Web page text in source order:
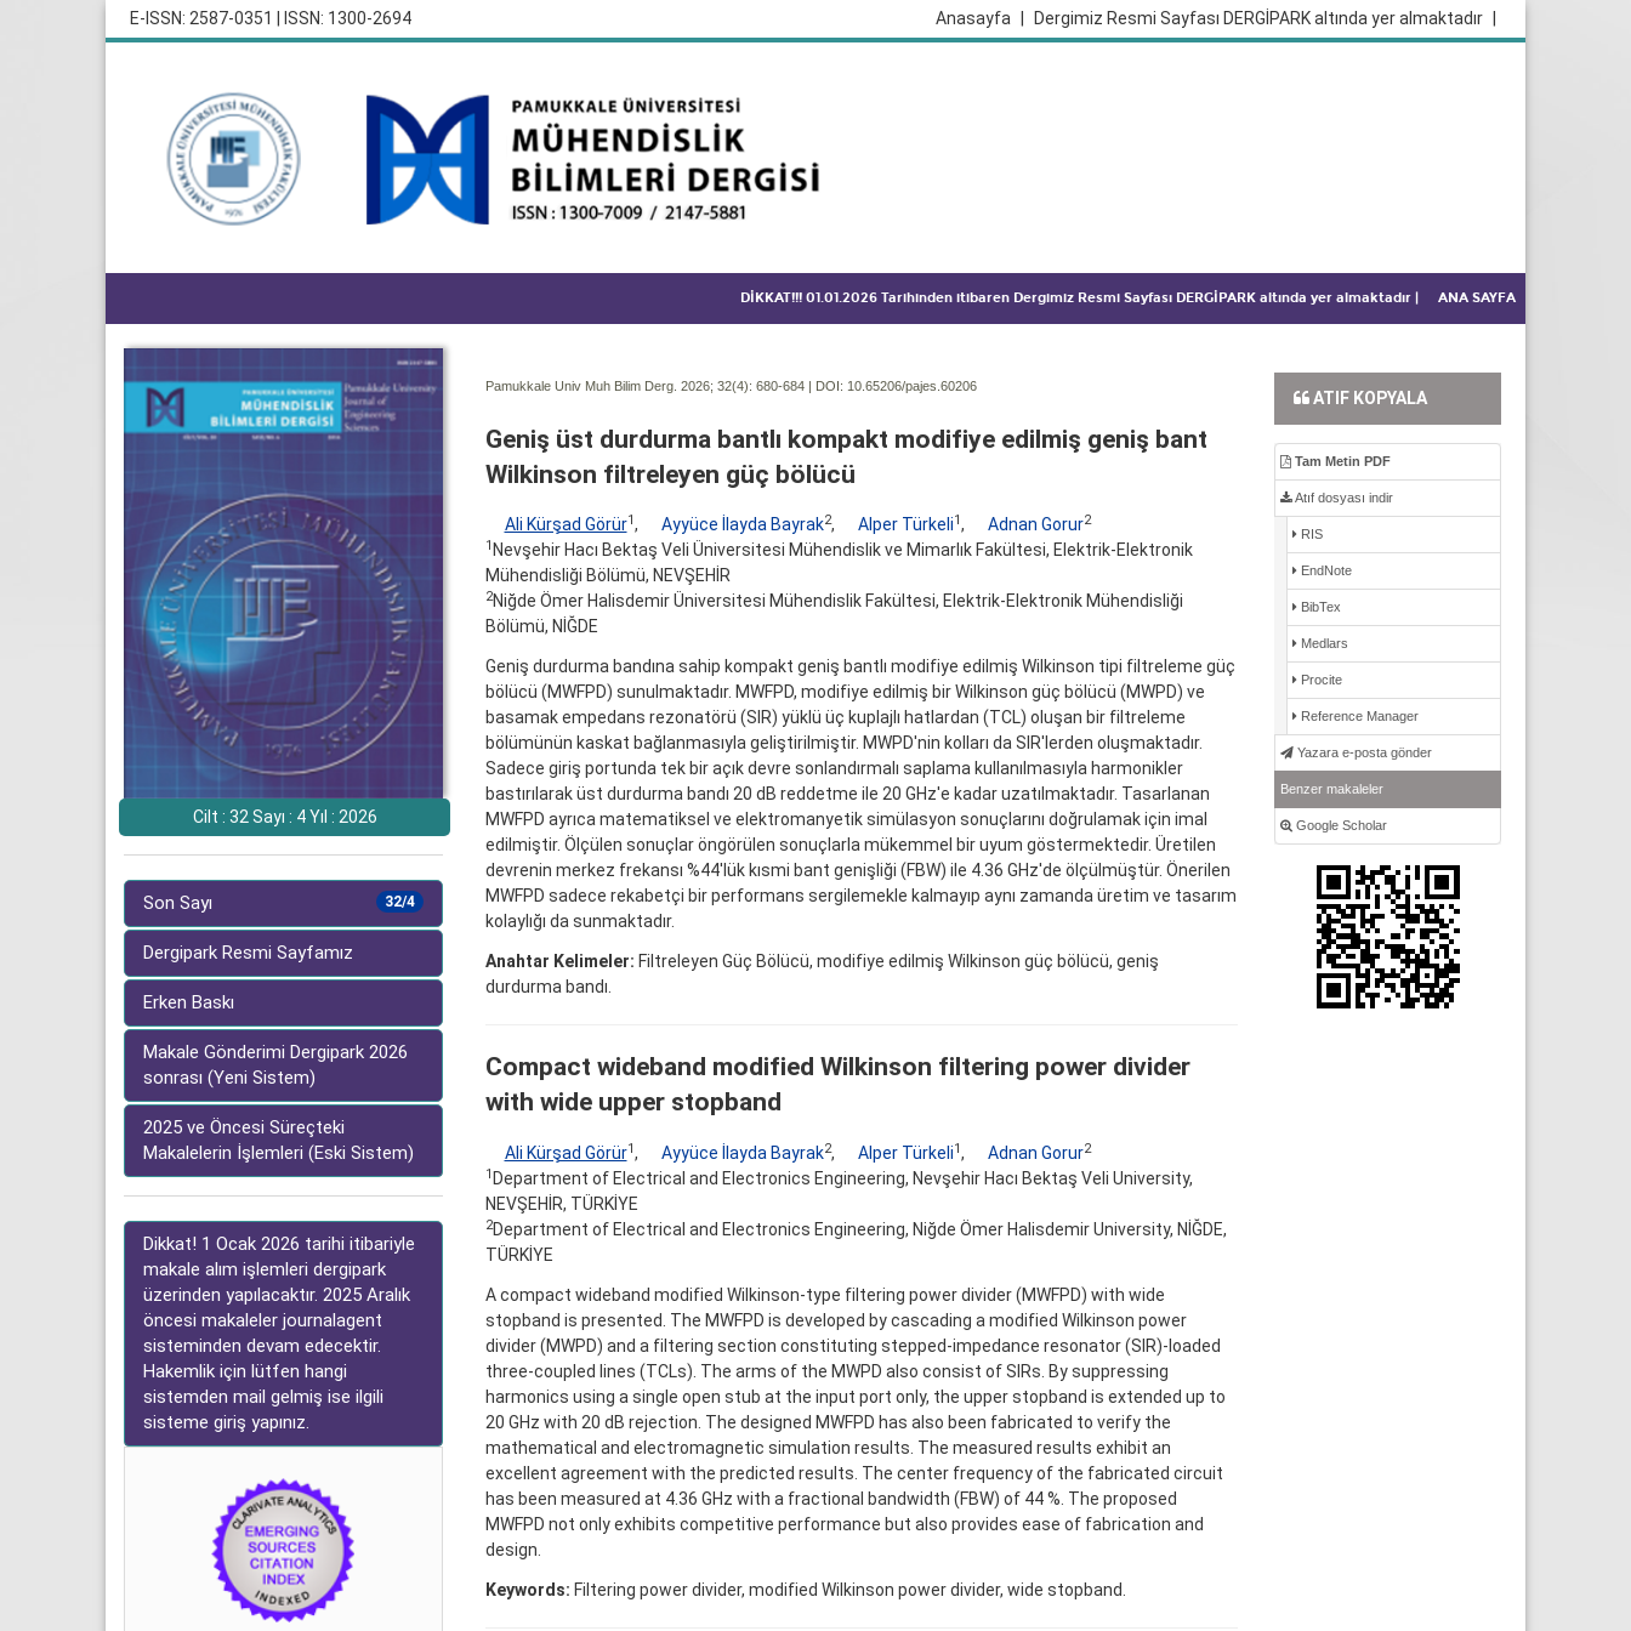
E-ISSN: 2587-0351 | ISSN: 1300-2694 Dergimiz Resmi Sayfası DERGİPARK altında yer almaktadır
Anasayfa
DİKKAT!!! 01.01.2026 Tarihinden itibaren Dergimiz Resmi Sayfası DERGİPARK altında yer almaktadır ANA SAYFA
Cilt : 32 Sayı : 4 Yıl : 2026
32/4
Son Sayı
Dergipark Resmi Sayfamız
Erken Baskı
Makale Gönderimi Dergipark 2026
sonrası (Yeni Sistem)
2025 ve Öncesi Süreçteki
Makalelerin İşlemleri (Eski Sistem)
Dikkat! 1 Ocak 2026 tarihi itibariyle
makale alım işlemleri dergipark
üzerinden yapılacaktır. 2025 Aralık
öncesi makaleler journalagent
sisteminden devam edecektir.
Hakemlik için lütfen hangi
sistemden mail gelmiş ise ilgili
sisteme giriş yapınız.
Pamukkale Univ Muh Bilim Derg. 2026; 32(4): 680-684 | DOI: 10.65206/pajes.60206
Geniş üst durdurma bantlı kompakt modifiye edilmiş geniş bant
Wilkinson filtreleyen güç bölücü
Ali Kürşad Görür1 , Ayyüce İlayda Bayrak2, Alper Türkeli1 , Adnan Gorur2
1 Nevşehir Hacı Bektaş Veli Üniversitesi Mühendislik ve Mimarlık Fakültesi, Elektrik-Elektronik
Mühendisliği Bölümü, NEVŞEHİR
2Niğde Ömer Halisdemir Üniversitesi Mühendislik Fakültesi, Elektrik-Elektronik Mühendisliği
Bölümü, NİĞDE
Geniş durdurma bandına sahip kompakt geniş bantlı modifiye edilmiş Wilkinson tipi filtreleme güç
bölücü (MWFPD) sunulmaktadır. MWFPD, modifiye edilmiş bir Wilkinson güç bölücü (MWPD) ve
basamak empedans rezonatörü (SIR) yüklü üç kuplajlı hatlardan (TCL) oluşan bir filtreleme
bölümünün kaskat bağlanmasıyla geliştirilmiştir. MWPD'nin kolları da SIR'lerden oluşmaktadır.
Sadece giriş portunda tek bir açık devre sonlandırmalı saplama kullanılmasıyla harmonikler
bastırılarak üst durdurma bandı 20 dB reddetme ile 20 GHz'e kadar uzatılmaktadır. Tasarlanan
MWFPD ayrıca matematiksel ve elektromanyetik simülasyon sonuçlarını doğrulamak için imal
edilmiştir. Ölçülen sonuçlar öngörülen sonuçlarla mükemmel bir uyum göstermektedir. Üretilen
devrenin merkez frekansı %44'lük kısmi bant genişliği (FBW) ile 4.36 GHz'de ölçülmüştür. Önerilen
MWFPD sadece rekabetçi bir performans sergilemekle kalmayıp aynı zamanda üretim ve tasarım
kolaylığı da sunmaktadır.
Anahtar Kelimeler: Filtreleyen Güç Bölücü, modifiye edilmiş Wilkinson güç bölücü, geniş
durdurma bandı.
Compact wideband modified Wilkinson filtering power divider
with wide upper stopband
Ali Kürşad Görür1, Ayyüce İlayda Bayrak2, Alper Türkeli1, Adnan Gorur2
1 Department of Electrical and Electronics Engineering, Nevşehir Hacı Bektaş Veli University,
NEVŞEHİR, TÜRKİYE
2Department of Electrical and Electronics Engineering, Niğde Ömer Halisdemir University, NİĞDE,
TÜRKİYE
A compact wideband modified Wilkinson-type filtering power divider (MWFPD) with wide
stopband is presented. The MWFPD is developed by cascading a modified Wilkinson power
divider (MWPD) and a filtering section constituting stepped-impedance resonator (SIR)-loaded
three-coupled lines (TCLs). The arms of the MWPD also consist of SIRs. By suppressing
harmonics using a single open stub at the input port only, the upper stopband is extended up to
20 GHz with 20 dB rejection. The designed MWFPD has also been fabricated to verify the
mathematical and electromagnetic simulation results. The measured results exhibit an
excellent agreement with the predicted results. The center frequency of the fabricated circuit
has been measured at 4.36 GHz with a fractional bandwidth (FBW) of 44 %. The proposed
MWFPD not only exhibits competitive performance but also provides ease of fabrication and
design.
Keywords: Filtering power divider, modified Wilkinson power divider, wide stopband.
ATIF KOPYALA
Tam Metin PDF
Atıf dosyası indir
RIS
EndNote
BibTex
Medlars
Procite
Reference Manager
Yazara e-posta gönder
Benzer makaleler
Google Scholar